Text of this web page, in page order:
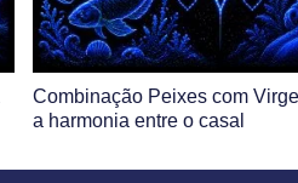
Combinação Peixes com
a harmonia entre o casal